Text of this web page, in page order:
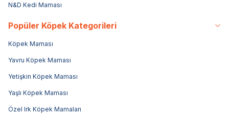
N&D Kedi Maması
Popüler Köpek Kategorileri
Köpek Maması
Yavru Köpek Maması
Yetişkin Köpek Maması
Yaşlı Köpek Maması
Özel Irk Köpek Mamaları